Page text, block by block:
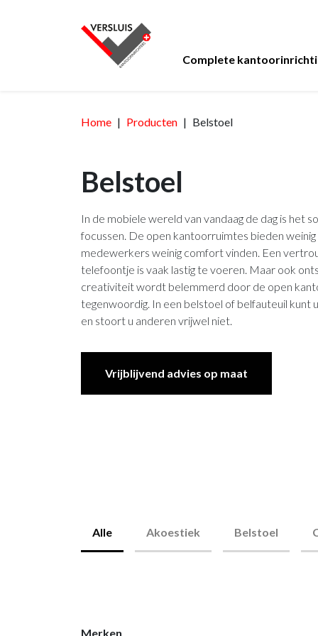
Complete
Kantoormeubelen
Thema's
Functioneel
Industrieel
Kantines
Akoestische
Visuals op
plaatsen
Werken
24 uursstoelen
Zit sta bureaus
Stiltewerkplek
Akoestiek
Kasten
Persoonlijke opberging
Kabelmanagement
Zitelementen
Krukken
Ontspanning
Terrasmeubilair
Bejot Brunner
3D
Advies
Home Producten Belstoel
Belstoel
In de mobiele wereld van vandaag de dag is het
focussen. De open kantoorruimtes bieden
medewerkers weinig comfort vinden. Een
telefoontje is vaak lastig te voeren. Maar ook
creativiteit wordt belemmerd door de open
tegenwoordig. In een belstoel of belfauteuil kunt
en stoort u anderen vrijwel niet.
Vrijblijvend advies op maat
Alle Akoestiek Belstoel
Merken